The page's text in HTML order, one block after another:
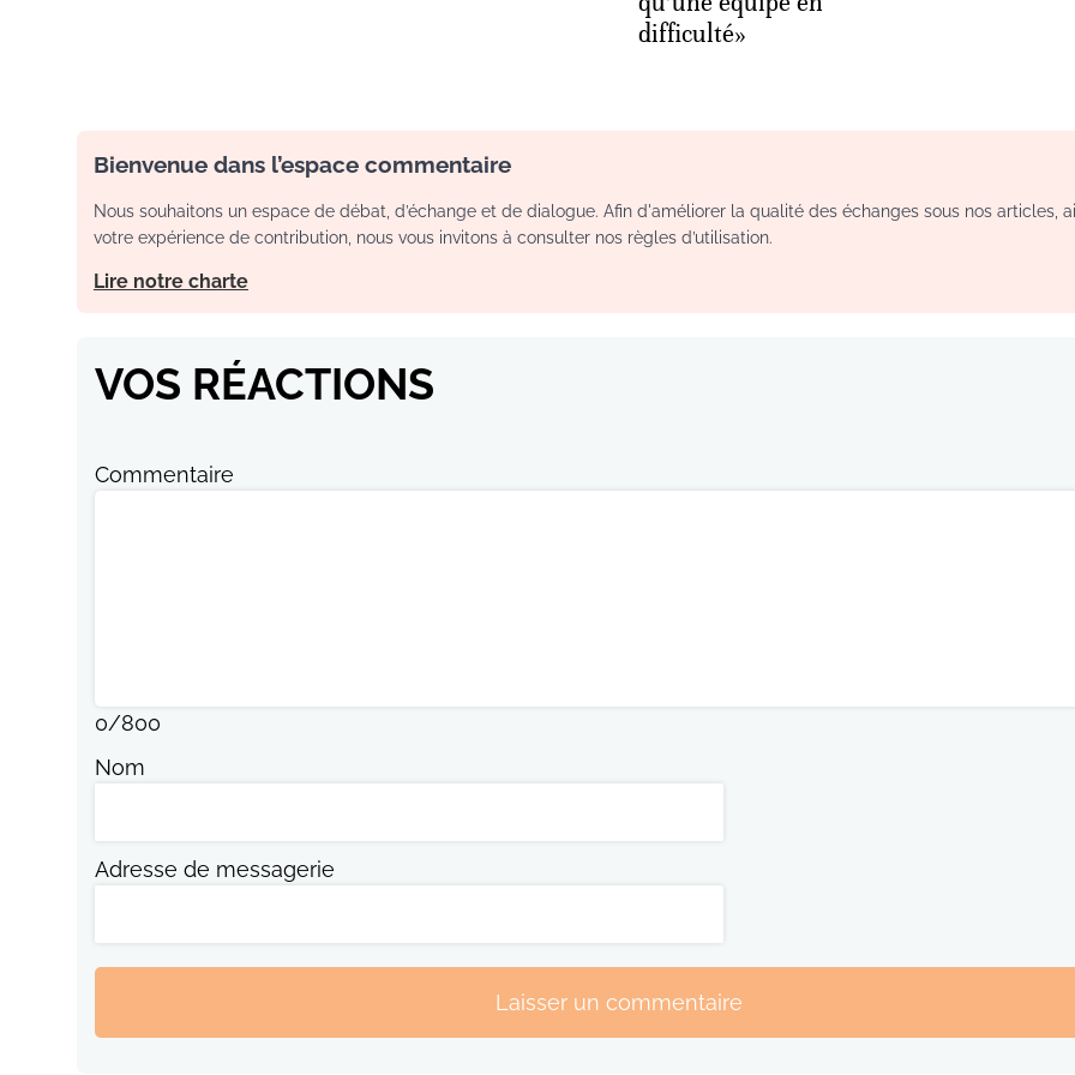
difficulté»
Bienvenue dans l’espace commentaire
Nous souhaitons un espace de débat, d’échange et de dialogue. Afin d'améliorer la qualité des échanges sous nos articles,
votre expérience de contribution, nous vous invitons à consulter nos règles d’utilisation.
Lire notre charte
VOS RÉACTIONS
Commentaire
0/800
Nom
Adresse de messagerie
Laisser un commentaire